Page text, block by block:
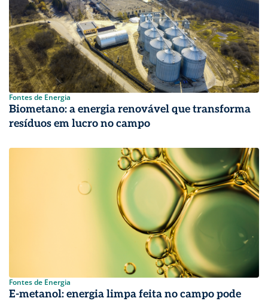
Fontes de Energia
Biometano: a energia renovável que transforma
resíduos em lucro no campo
Fontes de Energia
E-metanol: energia limpa feita no campo pode